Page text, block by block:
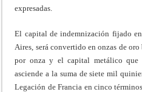
expresadas.
El capital de indemnización fijado
Aires, será convertido en onzas de
por onza y el capital metálico que
asciende a la suma de siete mil
Legación de Francia en cinco